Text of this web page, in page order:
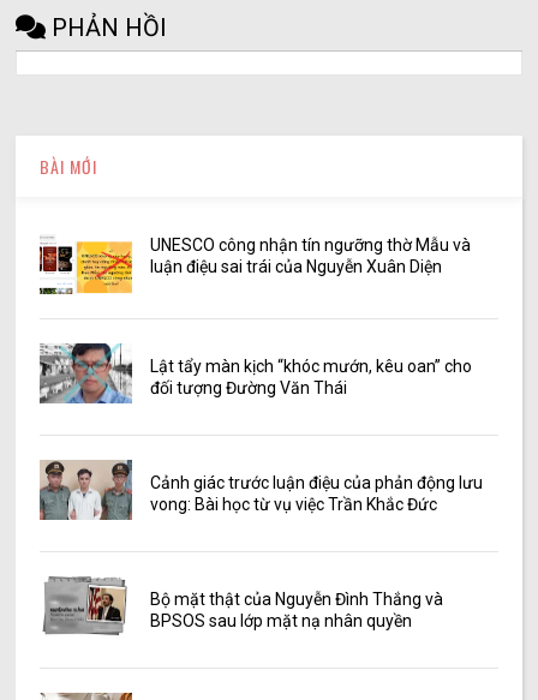
PHẢN HỒI
BÀI MỚI
UNESCO công nhận tín ngưỡng thờ Mẫu và
luận điệu sai trái của Nguyễn Xuân Diện
Lật tẩy màn kịch “khóc mướn, kêu oan” cho
đối tượng Đường Văn Thái
Cảnh giác trước luận điệu của phản động lưu
vong: Bài học từ vụ việc Trần Khắc Đức
Bộ mặt thật của Nguyễn Đình Thắng và
BPSOS sau lớp mặt nạ nhân quyền